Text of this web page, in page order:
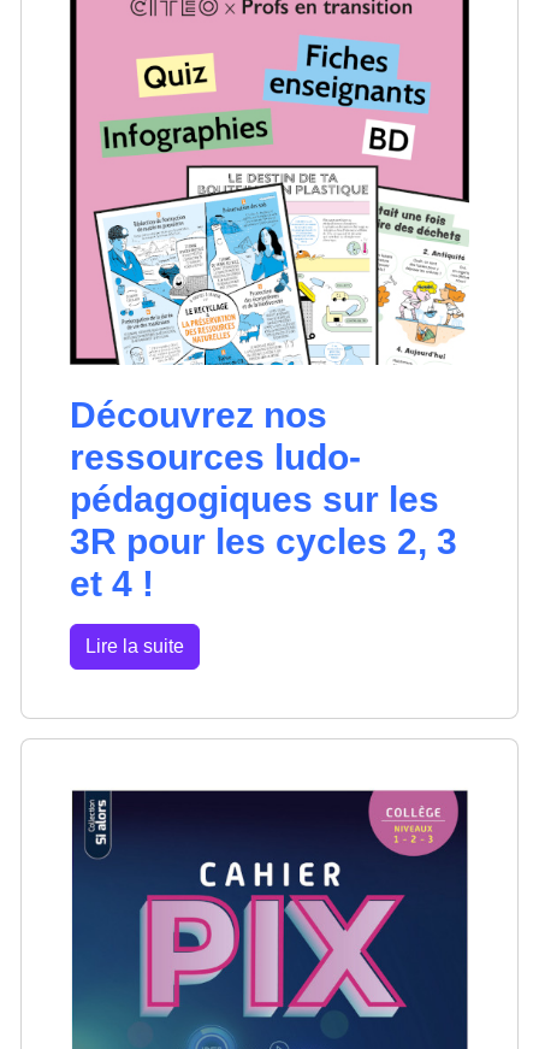
Découvrez nos
ressources ludo-
pédagogiques sur les
3R pour les cycles 2, 3
et 4 !
Lire la suite